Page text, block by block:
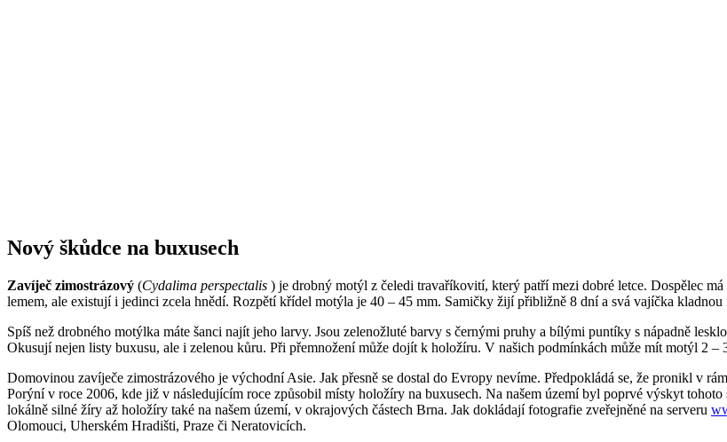
Nový škůdce na buxusech
Zavíječ zimostrázový (Cydalima perspectalis ) je drobný motýl z čeledi travaříkovití, který patří mezi dobré letce. Dospělec
lemem, ale existují i jedinci zcela hnědí. Rozpětí křídel motýla je 40 – 45 mm. Samičky žijí přibližně 8 dní a svá vajíčka kladnou
Spíš než drobného motýlka máte šanci najít jeho larvy. Jsou zelenožluté barvy s černými pruhy a bílými puntíky s nápadně
Okusují nejen listy buxusu, ale i zelenou kůru. Při přemnožení může dojít k holožíru. V našich podmínkách může mít motýl 2
Domovinou zavíječe zimostrázového je východní Asie. Jak přesně se dostal do Evropy nevíme. Předpokládá se, že pronikl v
Porýní v roce 2006, kde již v následujícím roce způsobil místy holožíry na buxusech. Na našem území byl poprvé výskyt
lokálně silné žíry až holožíry také na našem území, v okrajových částech Brna. Jak dokládají fotografie zveřejněné na serveru
Olomouci, Uherském Hradišti, Praze či Neratovicích.